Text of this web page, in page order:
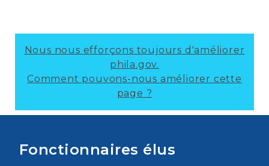
Nous nous efforçons toujours d'améliorer
phila.gov.
Comment pouvons-nous améliorer cette
page ?
Fonctionnaires élus